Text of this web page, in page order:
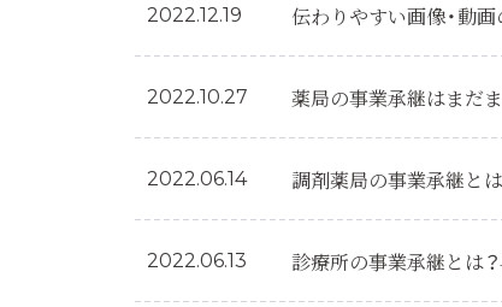
2022.12.19 伝わりやすい画像・動
2022.10.27 薬局の事業承継はまだ
2022.06.14 調剤薬局の事業承継と
2022.06.13 診療所の事業承継とは